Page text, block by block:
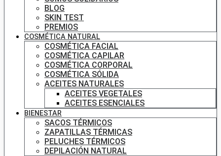
BLOG
SKIN TEST
PREMIOS
COSMÉTICA NATURAL
COSMÉTICA FACIAL
COSMÉTICA CAPILAR
COSMÉTICA CORPORAL
COSMÉTICA SÓLIDA
ACEITES NATURALES
ACEITES VEGETALES
ACEITES ESENCIALES
BIENESTAR
SACOS TÉRMICOS
ZAPATILLAS TÉRMICAS
PELUCHES TÉRMICOS
DEPILACIÓN NATURAL